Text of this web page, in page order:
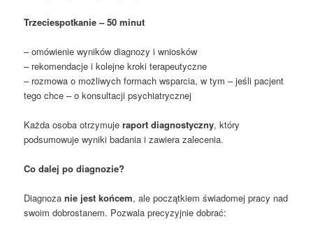
Trzeciespotkanie – 50 minut
– omówienie wyników diagnozy i wniosków
– rekomendacje i kolejne kroki terapeutyczne
– rozmowa o możliwych formach wsparcia, w tym – jeśli pacjent
tego chce – o konsultacji psychiatrycznej
Każda osoba otrzymujeraport diagnostyczny, który
podsumowuje wyniki badania i zawiera zalecenia.
Co dalej po diagnozie?
Diagnozanie jest końcem, ale początkiem świadomej pracy nad
swoim dobrostanem. Pozwala precyzyjnie dobrać: